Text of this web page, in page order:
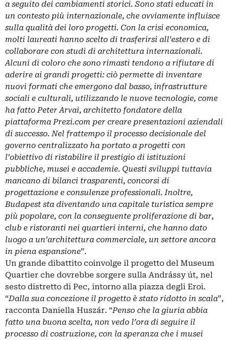
a seguito dei cambiamenti storici. Sono stati educati in
un contesto più internazionale, che ovviamente influisce
sulla qualità dei loro progetti. Con la crisi economica,
molti laureati hanno scelto di trasferirsi all’estero e di
collaborare con studi di architettura internazionali.
Alcuni di coloro che sono rimasti tendono a rifiutare di
aderire ai grandi progetti: ciò permette di inventare
nuovi formati che emergono dal basso, infrastrutture
sociali e culturali, utilizzando le nuove tecnologie, come
ha fatto Peter Arvai, architetto fondatore della
piattaforma Prezi.com per creare presentazioni aziendali
di successo. Nel frattempo il processo decisionale del
governo centralizzato ha portato a progetti con
l’obiettivo di ristabilire il prestigio di istituzioni
pubbliche, musei e accademie. Questi sviluppi tuttavia
mancano di bilanci trasparenti, concorsi di
progettazione e consulenze professionali. Inoltre,
Budapest sta diventando una capitale turistica sempre
più popolare, con la conseguente proliferazione di bar,
club e ristoranti nei quartieri interni, che hanno dato
luogo a un’architettura commerciale, un settore ancora
in piena espansione”.
Un grande dibattito coinvolge il progetto del Museum
Quartier che dovrebbe sorgere sulla Andrássy út, nel
sesto distretto di Pec, intorno alla piazza degli Eroi.
“Dalla sua concezione il progetto è stato ridotto in scala”,
racconta Daniella Huszár. “Penso che la giuria abbia
fatto una buona scelta, non vedo l’ora di seguire il
processo di costruzione, con la speranza che i musei